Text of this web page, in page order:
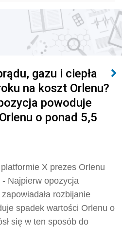
gazu i ciepła
na koszt Orlenu?
powoduje
o ponad 5,5
X prezes Orlenu
- Najpierw opozycja
rozbijanie
spadek wartości Orlenu o
się w ten sposób do